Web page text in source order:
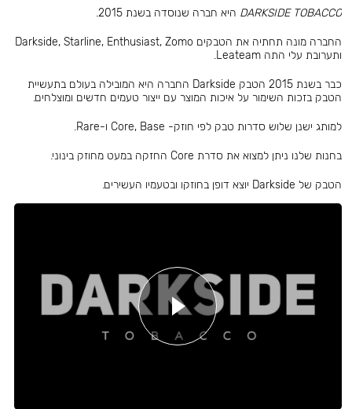
DARKSIDE TOBACCO היא חברה שנוסדה בשנת 2015.
החברה מונה תחתיה את הטבקים Darkside, Starline, Enthusiast, Zomo
ותערובת עלי התה Leateam.
כבר בשנת 2015 הטבק Darkside החברה היא המובילה בעולם בתעשיית
הטבק בזכות השימור על איכות המוצר עם ייצור טעמים חדשים ומוצלחים.
למותג ישנן שלוש סדרות טבק לפי חוזק- Core, Base ו-Rare.
בחנות שלנו ניתן למצוא את סדרת Core החזקה במעט מחוזק בינוני.
הטבק של Darkside יוצא דופן בחוזקו ובטעמיו העשירים.